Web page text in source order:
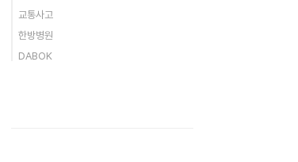
교통사고
한방병원
DABOK